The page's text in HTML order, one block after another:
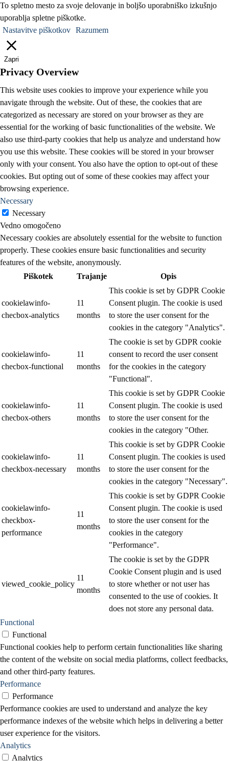
To spletno mesto za svoje delovanje in boljšo uporabniško izkušnjo
uporablja spletne piškotke.
Nastavitve piškotkov Razumem
Zapri
Privacy Overview
This website uses cookies to improve your experience while you
navigate through the website. Out of these, the cookies that are
categorized as necessary are stored on your browser as they are
essential for the working of basic functionalities of the website. We
also use third-party cookies that help us analyze and understand how
you use this website. These cookies will be stored in your browser
only with your consent. You also have the option to opt-out of these
cookies. But opting out of some of these cookies may affect your
browsing experience.
Necessary
Necessary
Vedno omogočeno
Necessary cookies are absolutely essential for the website to function
properly. These cookies ensure basic functionalities and security
features of the website, anonymously.
Piškotek
Trajanje Opis
cookielawinfo-
checbox-analytics
11
months
This cookie is set by GDPR Cookie
Consent plugin. The cookie is used
to store the user consent for the
cookies in the category "Analytics".
cookielawinfo-
checbox-functional
11
months
The cookie is set by GDPR cookie
consent to record the user consent
for the cookies in the category
"Functional".
cookielawinfo-
checbox-others
11
months
This cookie is set by GDPR Cookie
Consent plugin. The cookie is used
to store the user consent for the
cookies in the category "Other.
cookielawinfo-
checkbox-necessary
11
months
This cookie is set by GDPR Cookie
Consent plugin. The cookies is used
to store the user consent for the
cookies in the category "Necessary".
cookielawinfo-
checkbox-
performance
11
months
This cookie is set by GDPR Cookie
Consent plugin. The cookie is used
to store the user consent for the
cookies in the category
"Performance".
viewed_cookie_policy
11
months
The cookie is set by the GDPR
Cookie Consent plugin and is used
to store whether or not user has
consented to the use of cookies. It
does not store any personal data.
Functional
Functional
Functional cookies help to perform certain functionalities like sharing
the content of the website on social media platforms, collect feedbacks,
and other third-party features.
Performance
Performance
Performance cookies are used to understand and analyze the key
performance indexes of the website which helps in delivering a better
user experience for the visitors.
Analytics
Analytics